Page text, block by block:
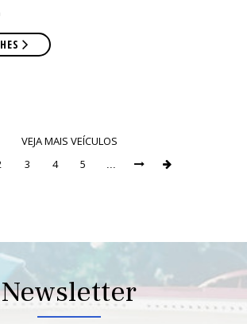
VEJA MAIS VEÍCULOS
Page
3 4 5  
Newsletter